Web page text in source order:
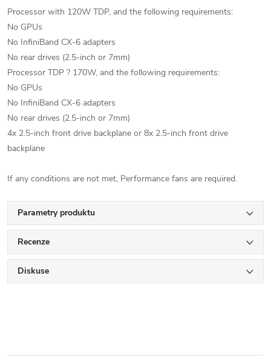
Processor with 120W TDP, and the following requirements:
No GPUs
No InfiniBand CX-6 adapters
No rear drives (2.5-inch or 7mm)
Processor TDP ? 170W, and the following requirements:
No GPUs
No InfiniBand CX-6 adapters
No rear drives (2.5-inch or 7mm)
4x 2.5-inch front drive backplane or 8x 2.5-inch front drive
backplane
If any conditions are not met, Performance fans are required.
Parametry produktu
Recenze
Diskuse